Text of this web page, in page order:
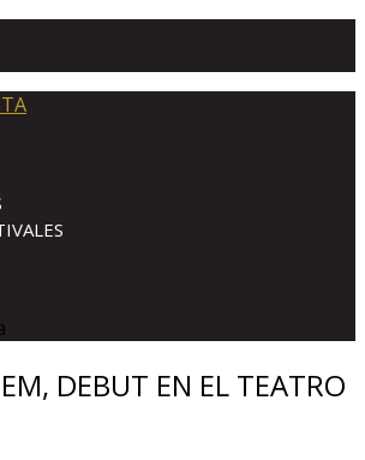
DEBUT EN EL TEATRO